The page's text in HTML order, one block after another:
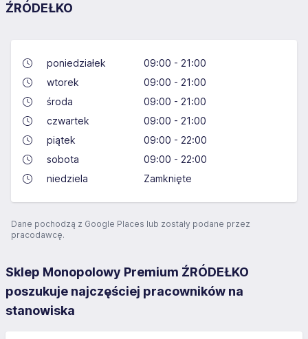
ŹRÓDEŁKO
poniedziałek
09:00 - 21:00
wtorek
09:00 - 21:00
środa
09:00 - 21:00
czwartek
09:00 - 21:00
piątek
09:00 - 22:00
sobota
09:00 - 22:00
niedziela
Zamknięte
Dane pochodzą z Google Places lub zostały podane przez
pracodawcę.
Sklep Monopolowy Premium ŹRÓDEŁKO
poszukuje najczęściej pracowników na
stanowiska